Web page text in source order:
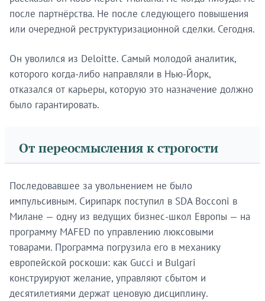
после партнёрства. Не после следующего повышения
или очередной реструктуризационной сделки. Сегодня.
Он уволился из Deloitte. Самый молодой аналитик,
которого когда-либо направляли в Нью-Йорк,
отказался от карьеры, которую это назначение должно
было гарантировать.
От переосмысления к строгости
Последовавшее за увольнением не было
импульсивным. Сирипарк поступил в SDA Bocconi в
Милане — одну из ведущих бизнес-школ Европы — на
программу MAFED по управлению люксовыми
товарами. Программа погрузила его в механику
европейской роскоши: как Gucci и Bulgari
конструируют желание, управляют сбытом и
десятилетиями держат ценовую дисциплину.